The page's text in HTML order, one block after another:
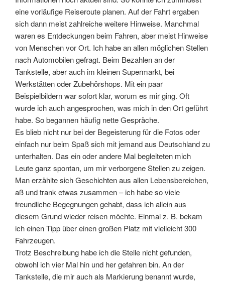
eine vorläufige Reiseroute planen. Auf der Fahrt ergaben
sich dann meist zahlreiche weitere Hinweise. Manchmal
waren es Entdeckungen beim Fahren, aber meist Hinweise
von Menschen vor Ort. Ich habe an allen möglichen Stellen
nach Automobilen gefragt. Beim Bezahlen an der
Tankstelle, aber auch im kleinen Supermarkt, bei
Werkstätten oder Zubehörshops. Mit ein paar
Beispielbildern war sofort klar, worum es mir ging. Oft
wurde ich auch angesprochen, was mich in den Ort geführt
habe. So begannen häufig nette Gespräche.
Es blieb nicht nur bei der Begeisterung für die Fotos oder
einfach nur beim Spaß sich mit jemand aus Deutschland zu
unterhalten. Das ein oder andere Mal begleiteten mich
Leute ganz spontan, um mir verborgene Stellen zu zeigen.
Man erzählte sich Geschichten aus allen Lebensbereichen,
aß und trank etwas zusammen – ich habe so viele
freundliche Begegnungen gehabt, dass ich allein aus
diesem Grund wieder reisen möchte. Einmal z. B. bekam
ich einen Tipp über einen großen Platz mit vielleicht 300
Fahrzeugen.
Trotz Beschreibung habe ich die Stelle nicht gefunden,
obwohl ich vier Mal hin und her gefahren bin. An der
Tankstelle, die mir auch als Markierung benannt wurde,